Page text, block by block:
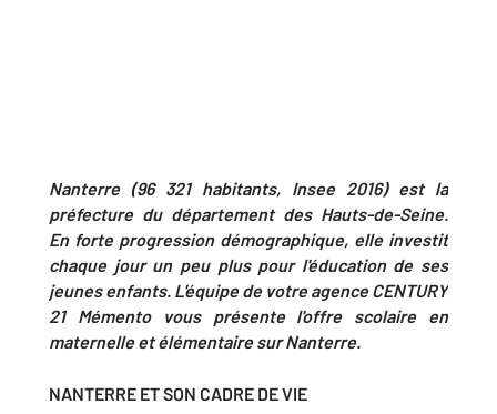
Nanterre (96 321 habitants, Insee 2016) est la
préfecture du département des Hauts-de-Seine.
En forte progression démographique, elle investit
chaque jour un peu plus pour l'éducation de ses
jeunes enfants. L'équipe de votre agence CENTURY
21 Mémento vous présente l'offre scolaire en
maternelle et élémentaire sur Nanterre.
NANTERRE ET SON CADRE DE VIE